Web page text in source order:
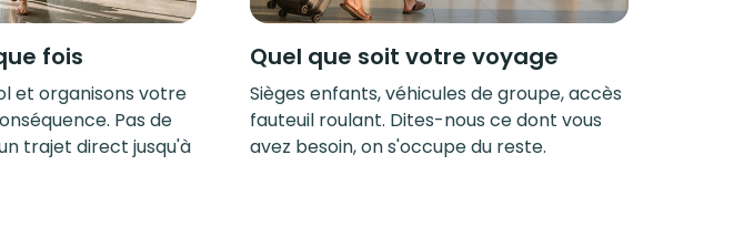
fois
et organisons votre
Pas de
trajet direct jusqu'à
Quel que soit votre voyage
Sièges enfants, véhicules de groupe, accès
fauteuil roulant. Dites-nous ce dont vous
avez besoin, on s'occupe du reste.